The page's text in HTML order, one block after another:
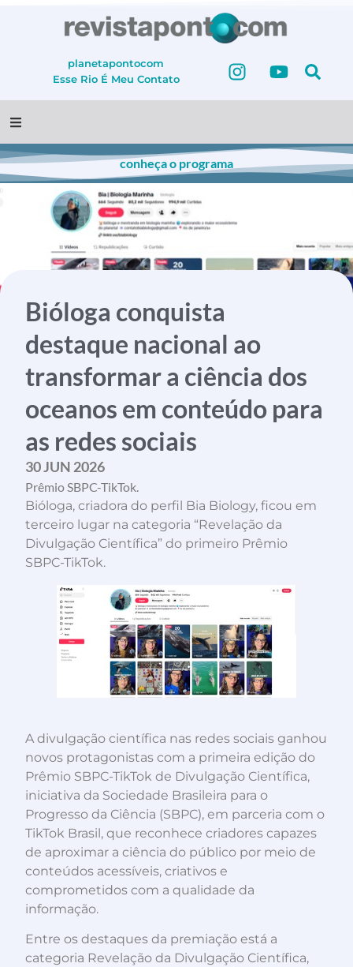
planetapontocom
Esse Rio É Meu Contato
conheça o programa
Bióloga conquista
destaque nacional ao
transformar a ciência dos
oceanos em conteúdo para
as redes sociais
30 JUN 2026
Prêmio SBPC-TikTok.
Bióloga, criadora do perfil Bia Biology, ficou em
terceiro lugar na categoria “Revelação da
Divulgação Científica” do primeiro Prêmio
SBPC-TikTok.
A divulgação científica nas redes sociais ganhou
novos protagonistas com a primeira edição do
Prêmio SBPC-TikTok de Divulgação Científica,
iniciativa da Sociedade Brasileira para o
Progresso da Ciência (SBPC), em parceria com o
TikTok Brasil, que reconhece criadores capazes
de aproximar a ciência do público por meio de
conteúdos acessíveis, criativos e
comprometidos com a qualidade da
informação.
Entre os destaques da premiação está a
categoria Revelação da Divulgação Científica,